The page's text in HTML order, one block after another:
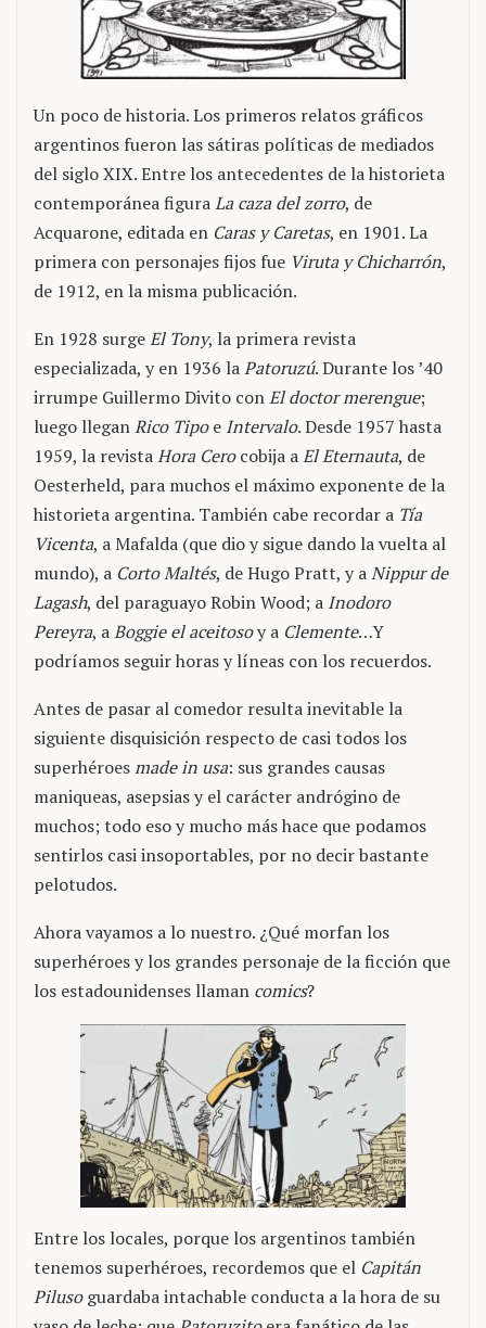
Un poco de historia. Los primeros relatos gráficos
argentinos fueron las sátiras políticas de mediados
del siglo XIX. Entre los antecedentes de la historieta
contemporánea figuraLa caza del zorro, de
Acquarone, editada en Caras y Caretas, en 1901. La
primera con personajes fijos fue Viruta y Chicharrón,
de 1912, en la misma publicación.
En 1928 surgeEl Tony, la primera revista
especializada, y en 1936 laPatoruzú. Durante los ’40
irrumpe Guillermo Divito conEl doctor merengue;
luego lleganRico Tipoe Intervalo. Desde 1957 hasta
1959, la revistaHora Cerocobija aEl Eternauta, de
Oesterheld, para muchos el máximo exponente de la
historieta argentina. También cabe recordar a Tía
Vicenta, a Mafalda (que dio y sigue dando la vuelta al
mundo), a Corto Maltés, de Hugo Pratt, y aNippur de
Lagash, del paraguayo Robin Wood; a Inodoro
Pereyra, aBoggie el aceitosoy a Clemente…Y
podríamos seguir horas y líneas con los recuerdos.
Antes de pasar al comedor resulta inevitable la
siguiente disquisición respecto de casi todos los
superhéroesmade in usa: sus grandes causas
maniqueas, asepsias y el carácter andrógino de
muchos; todo eso y mucho más hace que podamos
sentirlos casi insoportables, por no decir bastante
pelotudos.
Ahora vayamos a lo nuestro. ¿Qué morfan los
superhéroes y los grandes personaje de la ficción que
los estadounidenses llaman comics?
Entre los locales, porque los argentinos también
tenemos superhéroes, recordemos que el Capitán
Pilusoguardaba intachable conducta a la hora de su